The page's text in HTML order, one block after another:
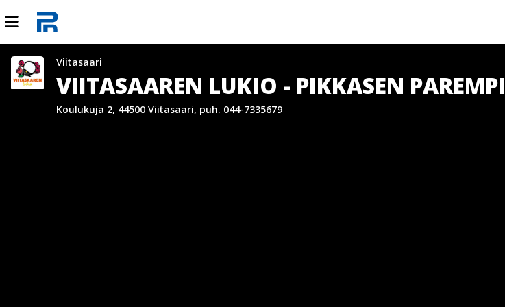
Viitasaari
VIITASAAREN LUKIO - PIKKASEN PAREMPI
Koulukuja 2, 44500 Viitasaari, puh. 044-7335679